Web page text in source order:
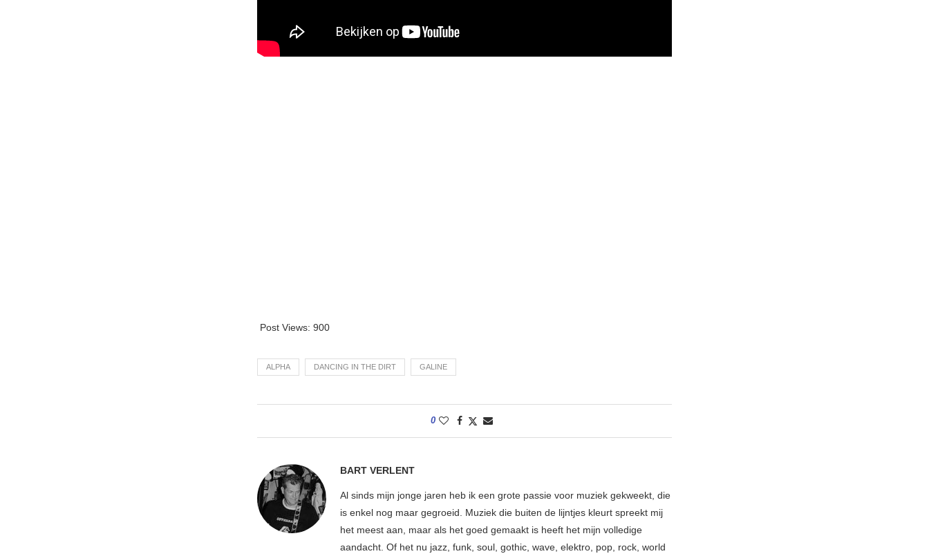
Post Views: 900
ALPHA DANCING IN THE DIRT GALINE
0
BART VERLENT
Al sinds mijn jonge jaren heb ik een grote passie voor muziek gekweekt, die
is enkel nog maar gegroeid. Muziek die buiten de lijntjes kleurt spreekt mij
het meest aan, maar als het goed gemaakt is heeft het mijn volledige
aandacht. Of het nu jazz, funk, soul, gothic, wave, elektro, pop, rock, world